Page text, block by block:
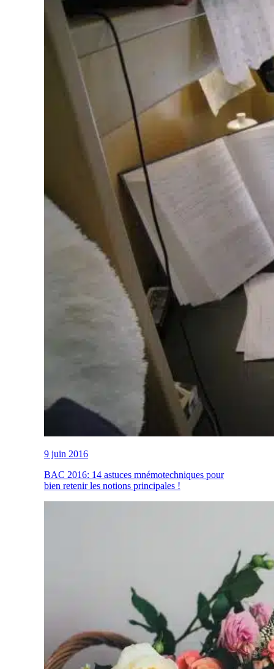
9 juin 2016
BAC 2016: 14 astuces mnémotechniques pour
bien retenir les notions principales !